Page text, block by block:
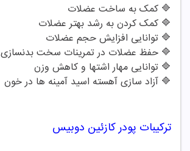
🔷 کمک به ساخت عضلات
🔷 کمک کردن به رشد بهتر عضلات
🔷 توانایی افزایش حجم عضلات
🔷 حفظ عضلات در تمرینات سخت بدنسازی
🔷 توانایی مهار اشتها و کاهش وزن
🔷 آزاد سازی آهسته اسید آمینه ها در خون
ترکیبات پودرکازئین دوبیس